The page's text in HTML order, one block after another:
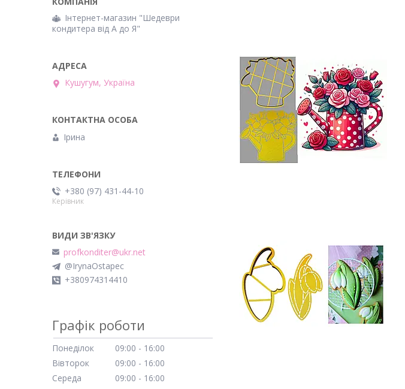
Інтернет-магазин "Шедеври
кондитера від А до Я"
Кушугум, Україна
Ірина
+380 (97) 431-44-10
Керівник
profkonditer@ukr.net
@IrynaOstapec
+380974314410
Графік роботи
Понеділок 09:00
16:00
Вівторок
09:00
16:00
Середа
09:00
16:00